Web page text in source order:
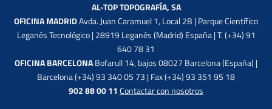
AL-TOP TOPOGRAFÍA, SA
OFICINA MADRIDAvda. Juan Caramuel 1, Local 2B | Parque Científico
Leganés Tecnológico | 28919 Leganés (Madrid) España | T. (+34) 91
640 78 31
OFICINA BARCELONABofarull 14, bajos 08027 Barcelona (España) |
Barcelona (+34) 93 340 05 73 | Fax (+34) 93 351 95 18
902 88 00 11 Contactar con nosotros